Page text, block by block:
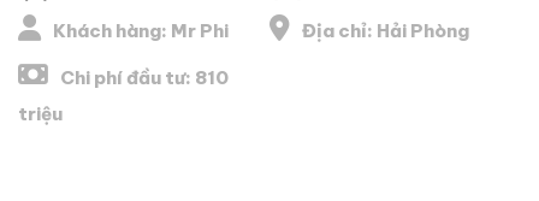
Khách hàng: Mr Phi Địa chỉ: Hải Phòng
Chi phí đầu tư: 810
triệu